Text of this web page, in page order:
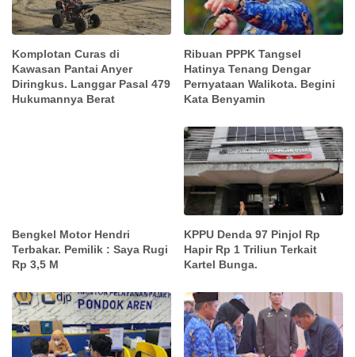
Komplotan Curas di
Kawasan Pantai Anyer
Diringkus. Langgar Pasal 479
Hukumannya Berat
Ribuan PPPK Tangsel
Hatinya Tenang Dengar
Pernyataan Walikota. Begini
Kata Benyamin
Bengkel Motor Hendri
Terbakar. Pemilik : Saya Rugi
Rp 3,5 M
KPPU Denda 97 Pinjol Rp
Hapir Rp 1 Triliun Terkait
Kartel Bunga.